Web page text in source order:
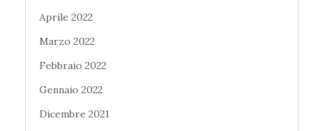
Aprile 2022
Marzo 2022
Febbraio 2022
Gennaio 2022
Dicembre 2021